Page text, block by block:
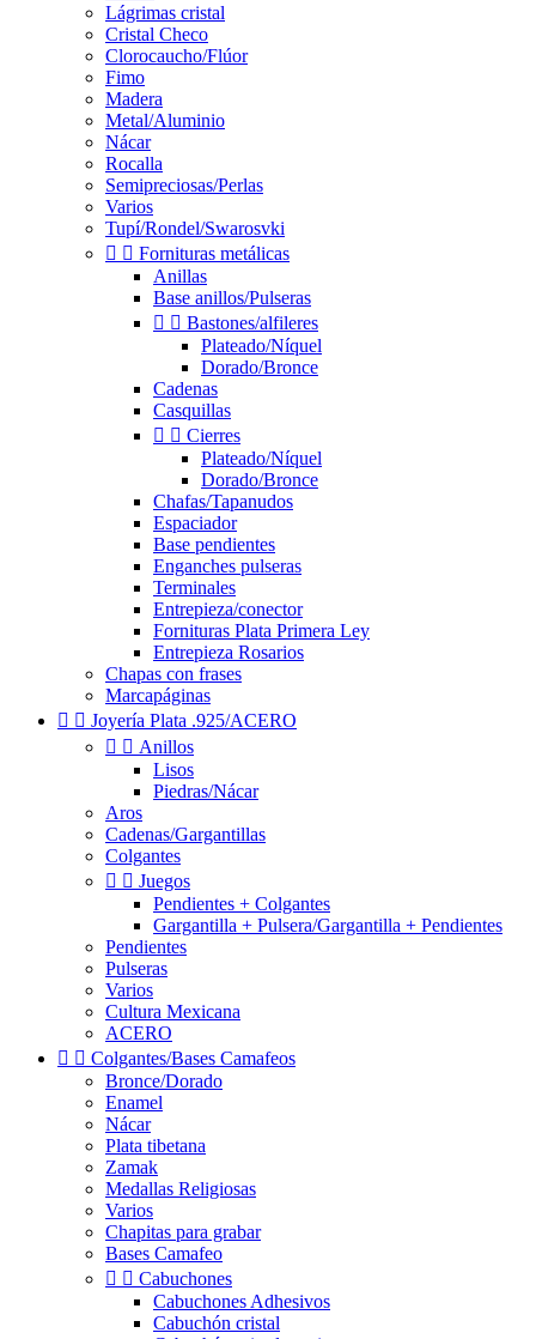
Lágrimas cristal
Cristal Checo
Clorocaucho/Flúor
Fimo
Madera
Metal/Aluminio
Nácar
Rocalla
Semipreciosas/Perlas
Varios
Tupí/Rondel/Swarosvki
  Fornituras metálicas
Anillas
Base anillos/Pulseras
  Bastones/alfileres
Plateado/Níquel
Dorado/Bronce
Cadenas
Casquillas
  Cierres
Plateado/Níquel
Dorado/Bronce
Chafas/Tapanudos
Espaciador
Base pendientes
Enganches pulseras
Terminales
Entrepieza/conector
Fornituras Plata Primera Ley
Entrepieza Rosarios
Chapas con frases
Marcapáginas
  Joyería Plata .925/ACERO
  Anillos
Lisos
Piedras/Nácar
Aros
Cadenas/Gargantillas
Colgantes
  Juegos
Pendientes + Colgantes
Gargantilla + Pulsera/Gargantilla + Pendientes
Pendientes
Pulseras
Varios
Cultura Mexicana
ACERO
  Colgantes/Bases Camafeos
Bronce/Dorado
Enamel
Nácar
Plata tibetana
Zamak
Medallas Religiosas
Varios
Chapitas para grabar
Bases Camafeo
  Cabuchones
Cabuchones Adhesivos
Cabuchón cristal